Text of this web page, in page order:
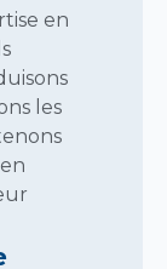
en
les